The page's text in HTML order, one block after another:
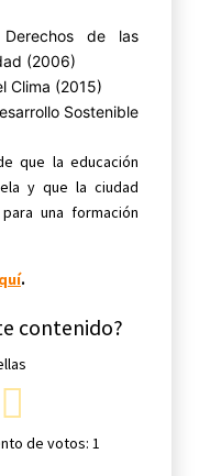
de las
(2006)
Clima (2015)
Sostenible
que la educación
y que la ciudad
una formación
.
contenido?
de votos: 1